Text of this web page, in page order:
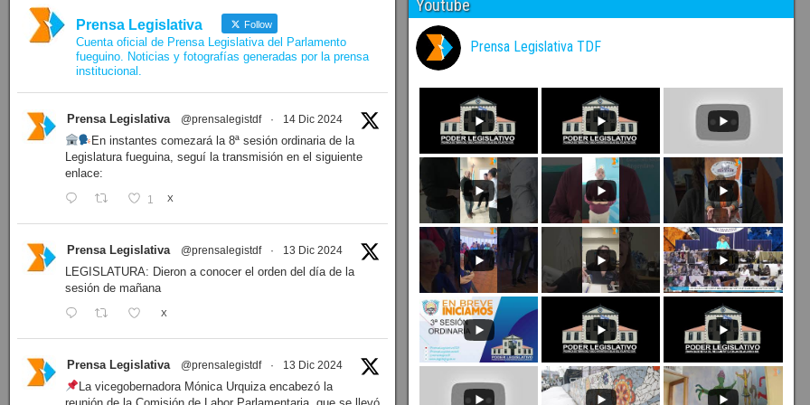
Prensa Legislativa Follow
Cuenta oficial de Prensa Legislativa del Parlamento
fueguino. Noticias y fotografías generadas por la prensa
institucional.
Prensa Legislativa @prensalegistdf · 14 Dic 2024
En instantes comezará la 8ª sesión ordinaria de la
Legislatura fueguina, seguí la transmisión en el siguiente
enlace:
1 X
Prensa Legislativa @prensalegistdf · 13 Dic 2024
LEGISLATURA: Dieron a conocer el orden del día de la
sesión de mañana
X
Prensa Legislativa @prensalegistdf · 13 Dic 2024
La vicegobernadora Mónica Urquiza encabezó la
Youtube
Prensa Legislativa TDF